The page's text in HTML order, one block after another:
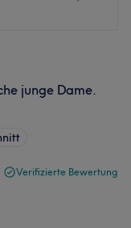
junge Dame.
Verifizierte Bewertung